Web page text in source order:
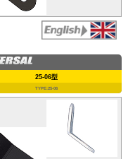
25-06型
TYPE:25-06